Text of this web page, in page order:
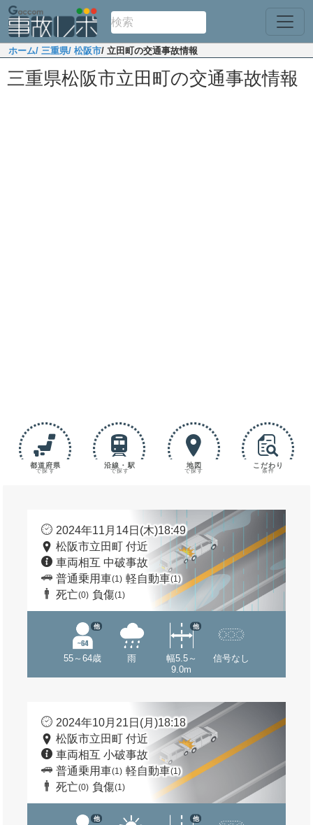
ホーム/ 三重県/ 松阪市/ 立田町の交通事故情報
三重県松阪市立田町の交通事故情報
都道府県
で探す
沿線・駅
で探す
地図
で探す
こだわり
条件
2024年11月14日(木)18:49
松阪市立田町 付近
車両相互 中破事故
普通乗用車(1) 軽自動車(1)
死亡(0) 負傷(1)
55～64歳
他
雨
幅5.5～
9.0m
他
信号なし
2024年10月21日(月)18:18
松阪市立田町 付近
車両相互 小破事故
普通乗用車(1) 軽自動車(1)
死亡(0) 負傷(1)
他 他